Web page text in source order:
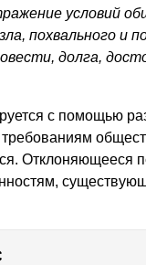
условий
похвального и
долга,
с помощью
Отклоняющееся